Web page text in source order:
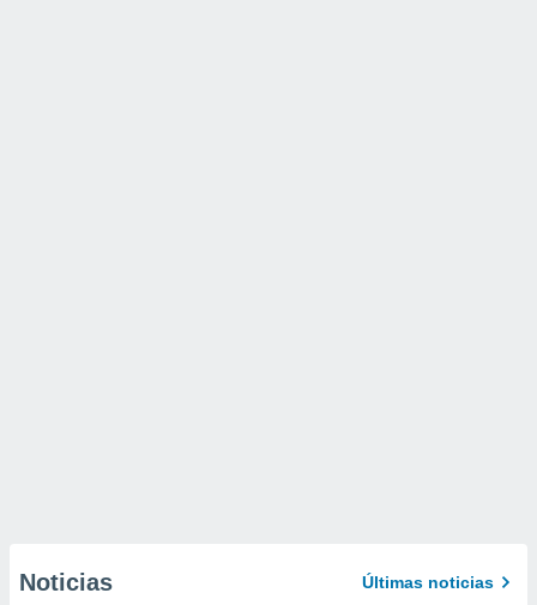
Noticias Últimas noticias